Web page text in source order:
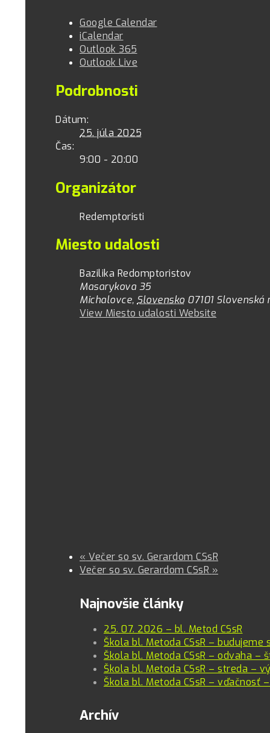
Google Calendar
iCalendar
Outlook 365
Outlook Live
Podrobnosti
Dátum:
25. júla 2025
Čas:
9:00 - 20:00
Organizátor
Redemptoristi
Miesto udalosti
Bazilika Redomptoristov
Masarykova 35
Michalovce, Slovensko 07101 Slovenská
View Miesto udalosti Website
« Večer so sv. Gerardom CSsR
Večer so sv. Gerardom CSsR »
Najnovšie články
25. 07. 2026 – bl. Metod CSsR
Škola bl. Metoda CSsR –
Škola bl. Metoda CSsR – odvaha –
Škola bl. Metoda CSsR – streda –
Škola bl. Metoda CSsR – vďačnosť
Archív